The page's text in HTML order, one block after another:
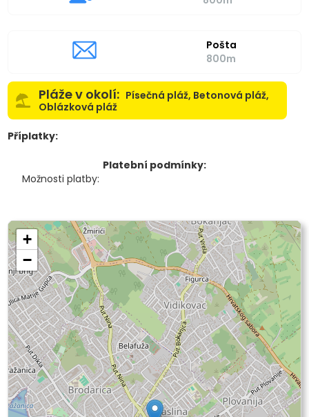
Pošta
800m
Pláže v okolí: Písečná pláž, Betonová pláž,
Oblázková pláž
Příplatky:
Platební podmínky:
Možnosti platby:
+
−